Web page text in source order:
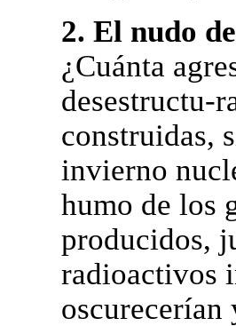
2. El nudo
¿Cuánta
desestructu-
construidas,
invierno
humo de los
producidos,
radioactivos